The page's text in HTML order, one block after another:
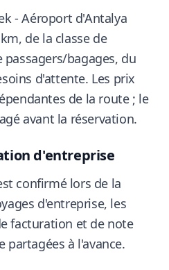
- Aéroport d'Antalya
de la classe de
bagages, du
d'attente. Les prix
de la route ; le
avant la réservation.
d'entreprise
confirmé lors de la
d'entreprise, les
facturation et de note
à l'avance.